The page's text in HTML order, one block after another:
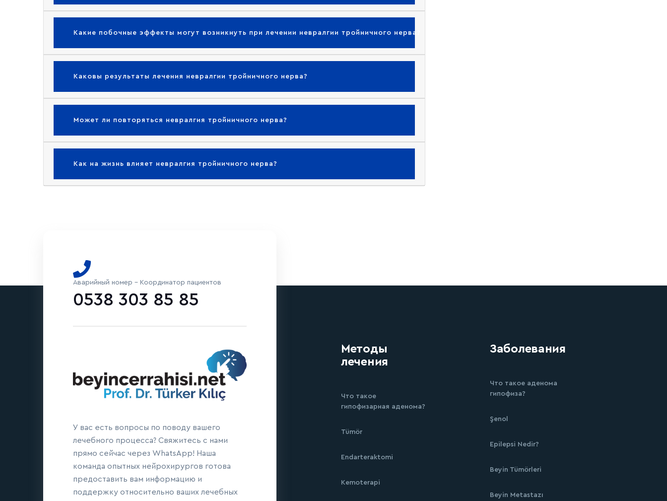
Какие побочные эффекты могут возникнуть при лечении невралгии тройничного нерва?
Каковы результаты лечения невралгии тройничного нерва?
Может ли повторяться невралгия тройничного нерва?
Как на жизнь влияет невралгия тройничного нерва?
Аварийный номер - Координатор пациентов
0538 303 85 85
У вас есть вопросы по поводу вашего
лечебного процесса? Свяжитесь с нами
прямо сейчас через WhatsApp! Наша
команда опытных нейрохирургов готова
предоставить вам информацию и
поддержку относительно ваших лечебных
Методы
лечения
Что такое
гипофизарная аденома?
Tümör
Endarteraktomi
Kemoterapi
Заболевания
Что такое аденома
гипофиза?
Şenol
Epilepsi Nedir?
Beyin Tümörleri
Beyin Metastazı